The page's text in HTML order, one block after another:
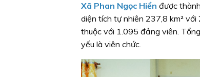
Xã Phan Ngọc Hiển được
diện tích tự nhiên 237,8 km²
thuộc với 1.095 đảng viên.
yếu là viên chức.